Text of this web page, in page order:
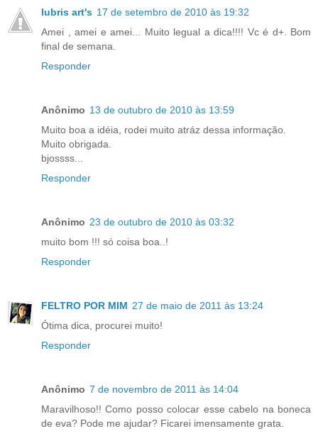
lubris art's 17 de setembro de 2010 às 19:32
Amei , amei e amei... Muito legual a dica!!!! Vc é d+. Bom
final de semana.
Responder
Anônimo 13 de outubro de 2010 às 13:59
Muito boa a idéia, rodei muito atráz dessa informação.
Muito obrigada.
bjossss...
Responder
Anônimo 23 de outubro de 2010 às 03:32
muito bom !!! só coisa boa..!
Responder
FELTRO POR MIM 27 de maio de 2011 às 13:24
Ótima dica, procurei muito!
Responder
Anônimo 7 de novembro de 2011 às 14:04
Maravilhoso!! Como posso colocar esse cabelo na boneca
de eva? Pode me ajudar? Ficarei imensamente grata.